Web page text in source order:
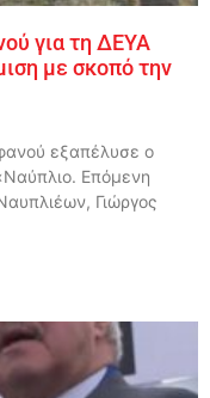
για τη ΔΕΥΑ
με σκοπό την
εξαπέλυσε ο
Επόμενη
Γιώργος